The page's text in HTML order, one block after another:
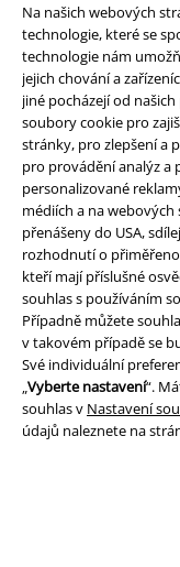
Na našich webových
technologie, které se
technologie nám
jejich chování a
jiné pocházejí od
soubory cookie pro
stránky, pro zlepšení a
pro provádění analýz a
personalizované
médiích a na
přenášeny do USA,
rozhodnutí o
kteří mají příslušné
souhlas s používáním
Případně můžete
v takovém případě se
Své individuální
Vyberte nastavení“.
souhlas v Nastavení
údajů naleznete na
Právní
Podmínky
Prohlášení
Ochrana osobních
Likvidace odpadu a
Prohlášení o shodě
Informace o